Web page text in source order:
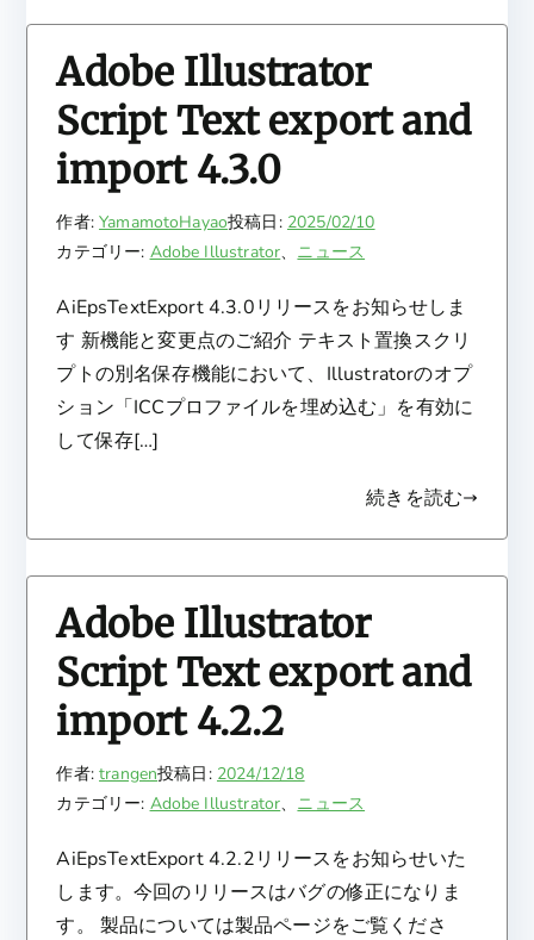
Adobe Illustrator
Script Text export and
import 4.3.0
作者:YamamotoHayao投稿日: 2025/02/10
カテゴリー: Adobe Illustrator、 ニュース
AiEpsTextExport 4.3.0リリースをお知らせしま
す 新機能と変更点のご紹介 テキスト置換スクリ
プトの別名保存機能において、Illustratorのオプ
ション「ICCプロファイルを埋め込む」を有効に
して保存[…]
続きを読む
Adobe Illustrator
Script Text export and
import 4.2.2
作者:trangen投稿日: 2024/12/18
カテゴリー: Adobe Illustrator、 ニュース
AiEpsTextExport 4.2.2リリースをお知らせいた
します。今回のリリースはバグの修正になりま
す。 製品については製品ページをご覧くださ